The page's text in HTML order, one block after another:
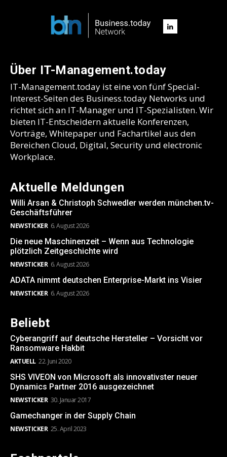
Über IT-Management.today
IT-Management.today ist eine von fünf Special-
Interest-Seiten des Business.today Networks und
richtet sich an IT-Manager und IT-Spezialisten. Wir
bieten IT-Entscheidern aktuelle Konferenzen,
Vorträge, Whitepaper und Fachartikel aus den
Bereichen Cloud, Digital, Security und electronic
Workplace.
Aktuelle Meldungen
Willi Arsan & Christoph Schwedler werden münchen.tv-
Geschäftsführer
NEWSTICKER 6. August 2026
Die neue Maschinenzeit – Wenn aus Technologie
plötzlich Zeitgeschichte wird
NEWSTICKER 6. August 2026
ADATA nimmt deutschen Enterprise-Markt ins Visier
NEWSTICKER 6. August 2026
Beliebt
Cyberangriff auf deutsche Hersteller – Vorsicht vor
Ransomware Hakbit
AKTUELL 22. Juni 2020
SHS VIVEON von Microsoft als innovativster neuer
Dynamics Partner 2016 ausgezeichnet
NEWSTICKER 30. Januar 2017
Gamechanger in der Supply Chain
NEWSTICKER 25. April 2023